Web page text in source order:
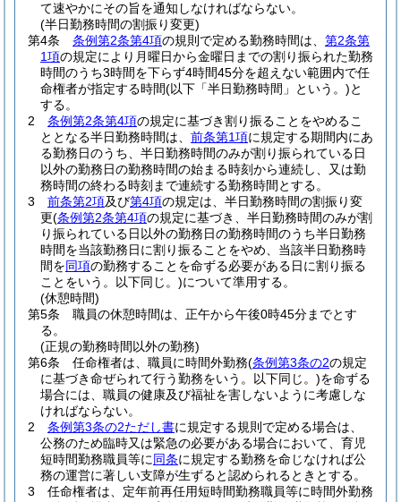
て速やかにその旨を通知しなければならない。
(半日勤務時間の割振り変更)
第4条
条例第2条第4項の規則で定める勤務時間は、 第2条第
1項の規定により月曜日から金曜日までの割り振られた勤務
時間のうち3時間を下らず4時間45分を超えない範囲内で任
命権者が指定する時間(以下「半日勤務時間」という。)と
する。
2
条例第2条第4項の規定に基づき割り振ることをやめるこ
ととなる半日勤務時間は、 前条第1項に規定する期間内にあ
る勤務日のうち、半日勤務時間のみが割り振られている日
以外の勤務日の勤務時間の始まる時刻から連続し、又は勤
務時間の終わる時刻まで連続する勤務時間とする。
3
前条第2項及び第4項の規定は、半日勤務時間の割振り変
更(条例第2条第4項の規定に基づき、半日勤務時間のみが割
り振られている日以外の勤務日の勤務時間のうち半日勤務
時間を当該勤務日に割り振ることをやめ、当該半日勤務時
間を同項の勤務することを命ずる必要がある日に割り振る
ことをいう。以下同じ。)について準用する。
(休憩時間)
第5条
職員の休憩時間は、正午から午後0時45分までとす
る。
(正規の勤務時間以外の勤務)
第6条
任命権者は、職員に時間外勤務(条例第3条の2の規定
に基づき命ぜられて行う勤務をいう。以下同じ。)を命ずる
場合には、職員の健康及び福祉を害しないように考慮しな
ければならない。
2
条例第3条の2ただし書に規定する規則で定める場合は、
公務のため臨時又は緊急の必要がある場合において、育児
短時間勤務職員等に同条に規定する勤務を命じなければ公
務の運営に著しい支障が生ずると認められるときとする。
3
任命権者は、定年前再任用短時間勤務職員等に時間外勤務